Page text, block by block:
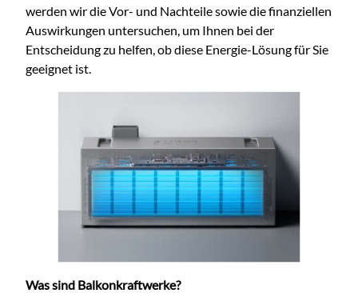
werden wir die Vor- und Nachteile sowie die finanziellen
Auswirkungen untersuchen, um Ihnen bei der
Entscheidung zu helfen, ob diese Energie-Lösung für Sie
geeignet ist.
Was sind Balkonkraftwerke?